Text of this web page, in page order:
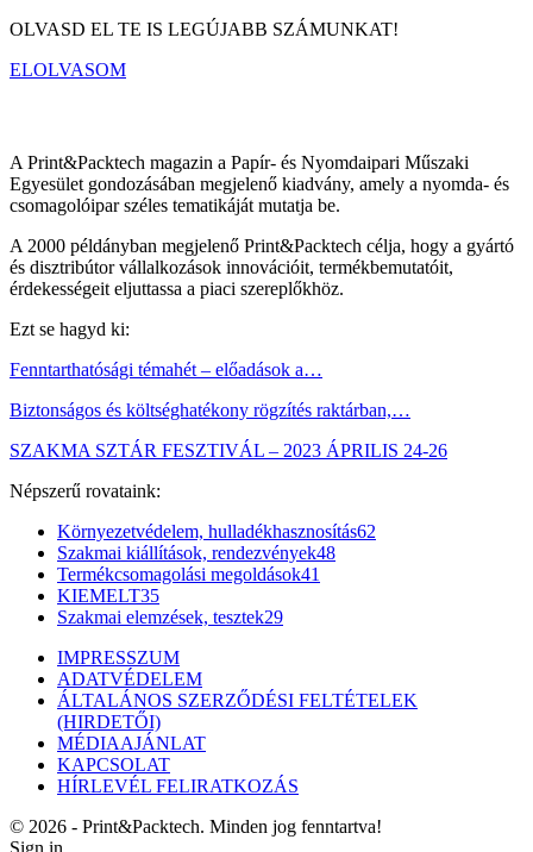
OLVASD EL TE IS LEGÚJABB SZÁMUNKAT!
ELOLVASOM
A Print&Packtech magazin a Papír- és Nyomdaipari Műszaki
Egyesület gondozásában megjelenő kiadvány, amely a nyomda- és
csomagolóipar széles tematikáját mutatja be.
A 2000 példányban megjelenő Print&Packtech célja, hogy a gyártó
és disztribútor vállalkozások innovációit, termékbemutatóit,
érdekességeit eljuttassa a piaci szereplőkhöz.
Ezt se hagyd ki:
Fenntarthatósági témahét – előadások a…
Biztonságos és költséghatékony rögzítés raktárban,…
SZAKMA SZTÁR FESZTIVÁL – 2023 ÁPRILIS 24-26
Népszerű rovataink:
Környezetvédelem, hulladékhasznosítás62
Szakmai kiállítások, rendezvények48
Termékcsomagolási megoldások41
KIEMELT35
Szakmai elemzések, tesztek29
IMPRESSZUM
ADATVÉDELEM
ÁLTALÁNOS SZERZŐDÉSI FELTÉTELEK
(HIRDETŐI)
MÉDIAAJÁNLAT
KAPCSOLAT
HÍRLEVÉL FELIRATKOZÁS
© 2026 - Print&Packtech. Minden jog fenntartva!